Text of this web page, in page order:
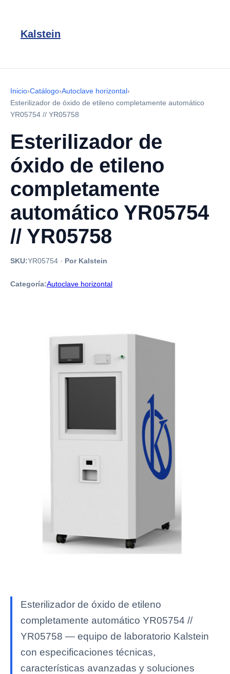
Kalstein
Inicio›Catálogo›Autoclave horizontal›
Esterilizador de óxido de etileno completamente automático
YR05754 // YR05758
Esterilizador de
óxido de etileno
completamente
automático YR05754
// YR05758
SKU:YR05754 · Por Kalstein
Categoría:Autoclave horizontal
Esterilizador de óxido de etileno
completamente automático YR05754 //
YR05758 — equipo de laboratorio Kalstein
con especificaciones técnicas,
características avanzadas y soluciones